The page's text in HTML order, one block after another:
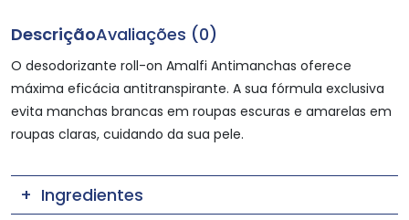
DescriçãoAvaliações (0)
O desodorizante roll-on Amalfi Antimanchas oferece
máxima eficácia antitranspirante. A sua fórmula exclusiva
evita manchas brancas em roupas escuras e amarelas em
roupas claras, cuidando da sua pele.
Ingredientes